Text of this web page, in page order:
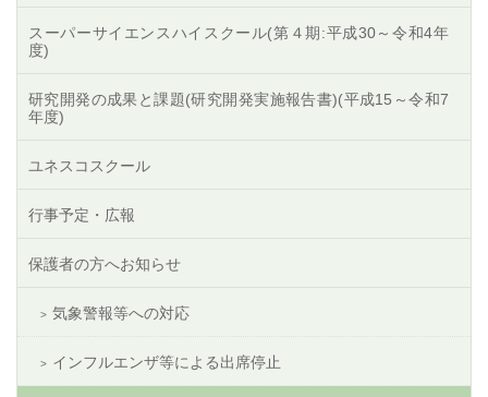
スーパーサイエンスハイスクール(第４期:平成30～令和4年
度)
研究開発の成果と課題(研究開発実施報告書)(平成15～令和7
年度)
ユネスコスクール
行事予定・広報
保護者の方へお知らせ
気象警報等への対応
インフルエンザ等による出席停止